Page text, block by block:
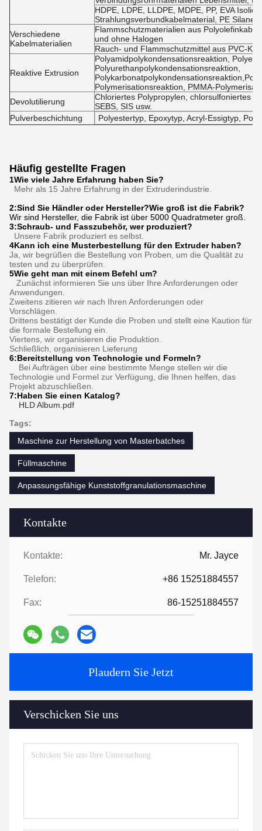
HDPE, LDPE, LLDPE, MDPE, PP, EVA
Strahlungsverbundkabelmaterial, PE Silane-
Verschiedene
Kabelmaterialien
Flammschutzmaterialien aus
und ohne Halogen
Rauch- und Flammschutzmittel aus PVC-
Reaktive Extrusion
Polyamidpolykondensationsreaktion,
Polyurethanpolykondensationsreaktion,
Polymerisationsreaktion, PMMA-
Devolutilierung
Chloriertes Polypropylen, chlorsulfoniertes
SEBS, SIS usw.
Pulverbeschichtung
Polyestertyp, Epoxytyp, Acryl-Essigtyp,